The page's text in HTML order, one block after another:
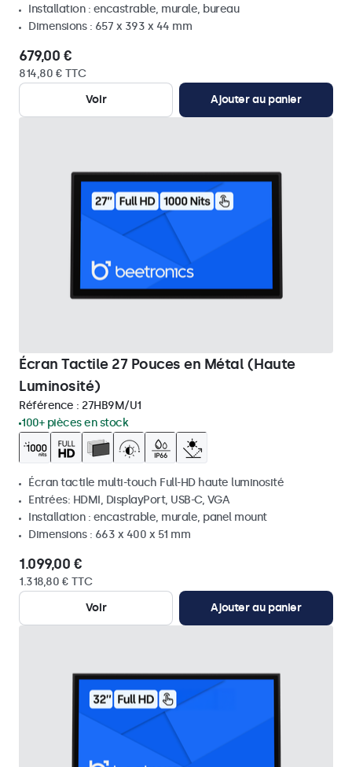
Installation : encastrable, murale, bureau
Dimensions : 657 x 393 x 44 mm
679,00 €
814,80 € TTC
Voir
Ajouter au panier
Écran Tactile 27 Pouces en Métal (Haute
Luminosité)
Référence : 27HB9M/U1
100+ pièces en stock
Écran tactile multi-touch Full-HD haute luminosité
Entrées: HDMI, DisplayPort, USB-C, VGA
Installation : encastrable, murale, panel mount
Dimensions : 663 x 400 x 51 mm
1.099,00 €
1.318,80 € TTC
Voir
Ajouter au panier